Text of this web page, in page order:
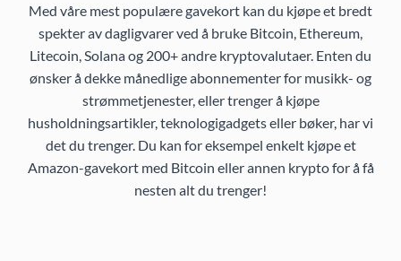
Med våre mest populære gavekort kan du kjøpe et bredt
spekter av dagligvarer ved å bruke Bitcoin, Ethereum,
Litecoin, Solana og 200+ andre kryptovalutaer. Enten du
ønsker å dekke månedlige abonnementer for musikk- og
strømmetjenester, eller trenger å kjøpe
husholdningsartikler, teknologigadgets eller bøker, har vi
det du trenger. Du kan for eksempel enkelt kjøpe et
Amazon-gavekort med Bitcoin eller annen krypto for å få
nesten alt du trenger!